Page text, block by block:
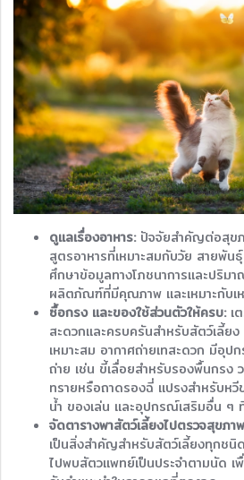
ดูแลเรื่องอาหาร:ปัจจัยสำคัญต่อสุขภ
สูตรอาหารที่เหมาะสมกับวัย สายพัน
ศึกษาข้อมูลทางโภชนาการและปริมา
ผลิตภัณฑ์ที่มีคุณภาพ และเหมาะกับเ
ซื้อกรง และของใช้ส่วนตัวให้ครบ:เ
สะดวกและครบครันสำหรับสัตว์เลี้ย
เหมาะสม อากาศถ่ายเทสะดวก มีอุ
ถ่าย เช่น ขี้เลื่อยสำหรับรองพื้นกรง
ทรายหรือถาดรองฉี่ แปรงสำหรับห
น้ำ ของเล่น และอุปกรณ์เสริมอื่น ๆ
จัดตารางพาสัตว์เลี้ยงไปตรวจสุขภา
เป็นสิ่งสำคัญสำหรับสัตว์เลี้ยงทุกชนิ
ไปพบสัตวแพทย์เป็นประจำตามนัด